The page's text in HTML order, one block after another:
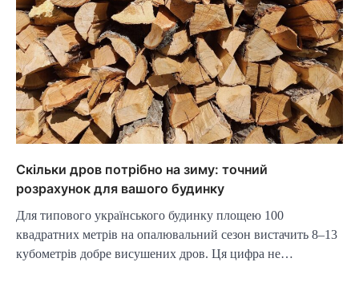
Скільки дров потрібно на зиму: точний
розрахунок для вашого будинку
Для типового українського будинку площею 100
квадратних метрів на опалювальний сезон вистачить 8–13
кубометрів добре висушених дров. Ця цифра не…